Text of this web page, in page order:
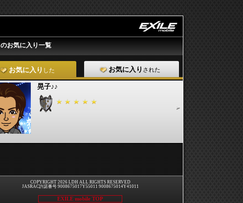
のお気に入り一覧
お気に入り した お気に入り された
晃子♪♪
COPYRIGHT 2026 LDH ALL RIGHTS RESERVED
JASRAC許諾番号 9008675017Y55011 9008675014Y41011
EXILE mobile TOP